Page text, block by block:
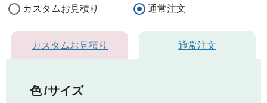
カスタムお見積り
通常注文
カスタムお見積り 通常注文
色 サイズ